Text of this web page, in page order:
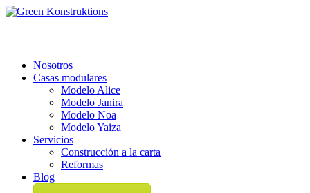
Nosotros
Casas modulares
Modelo Alice
Modelo Janira
Modelo Noa
Modelo Yaiza
Servicios
Construcción a la carta
Reformas
Blog